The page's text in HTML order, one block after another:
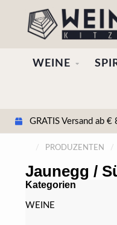
WEINE
GRATIS Versand ab
/ PRODUZENTEN /
Jaunegg /
Kategorien
WEINE